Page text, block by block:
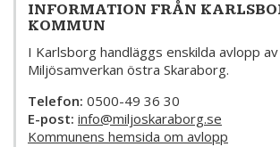
INFORMATION FRÅN
KOMMUN
I Karlsborg handläggs enskilda avlopp av
Miljösamverkan östra Skaraborg.
Telefon: 0500-49 36 30
E-post: info@miljoskaraborg.se
Kommunens hemsida om avlopp